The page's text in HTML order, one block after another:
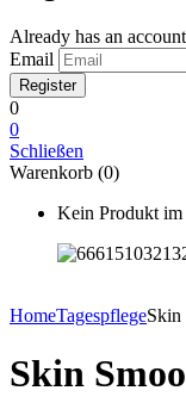
Already has an account
Email
0
0
Schließen
Warenkorb (0)
Kein Produkt im
HomeTagespflegeSkin
Skin